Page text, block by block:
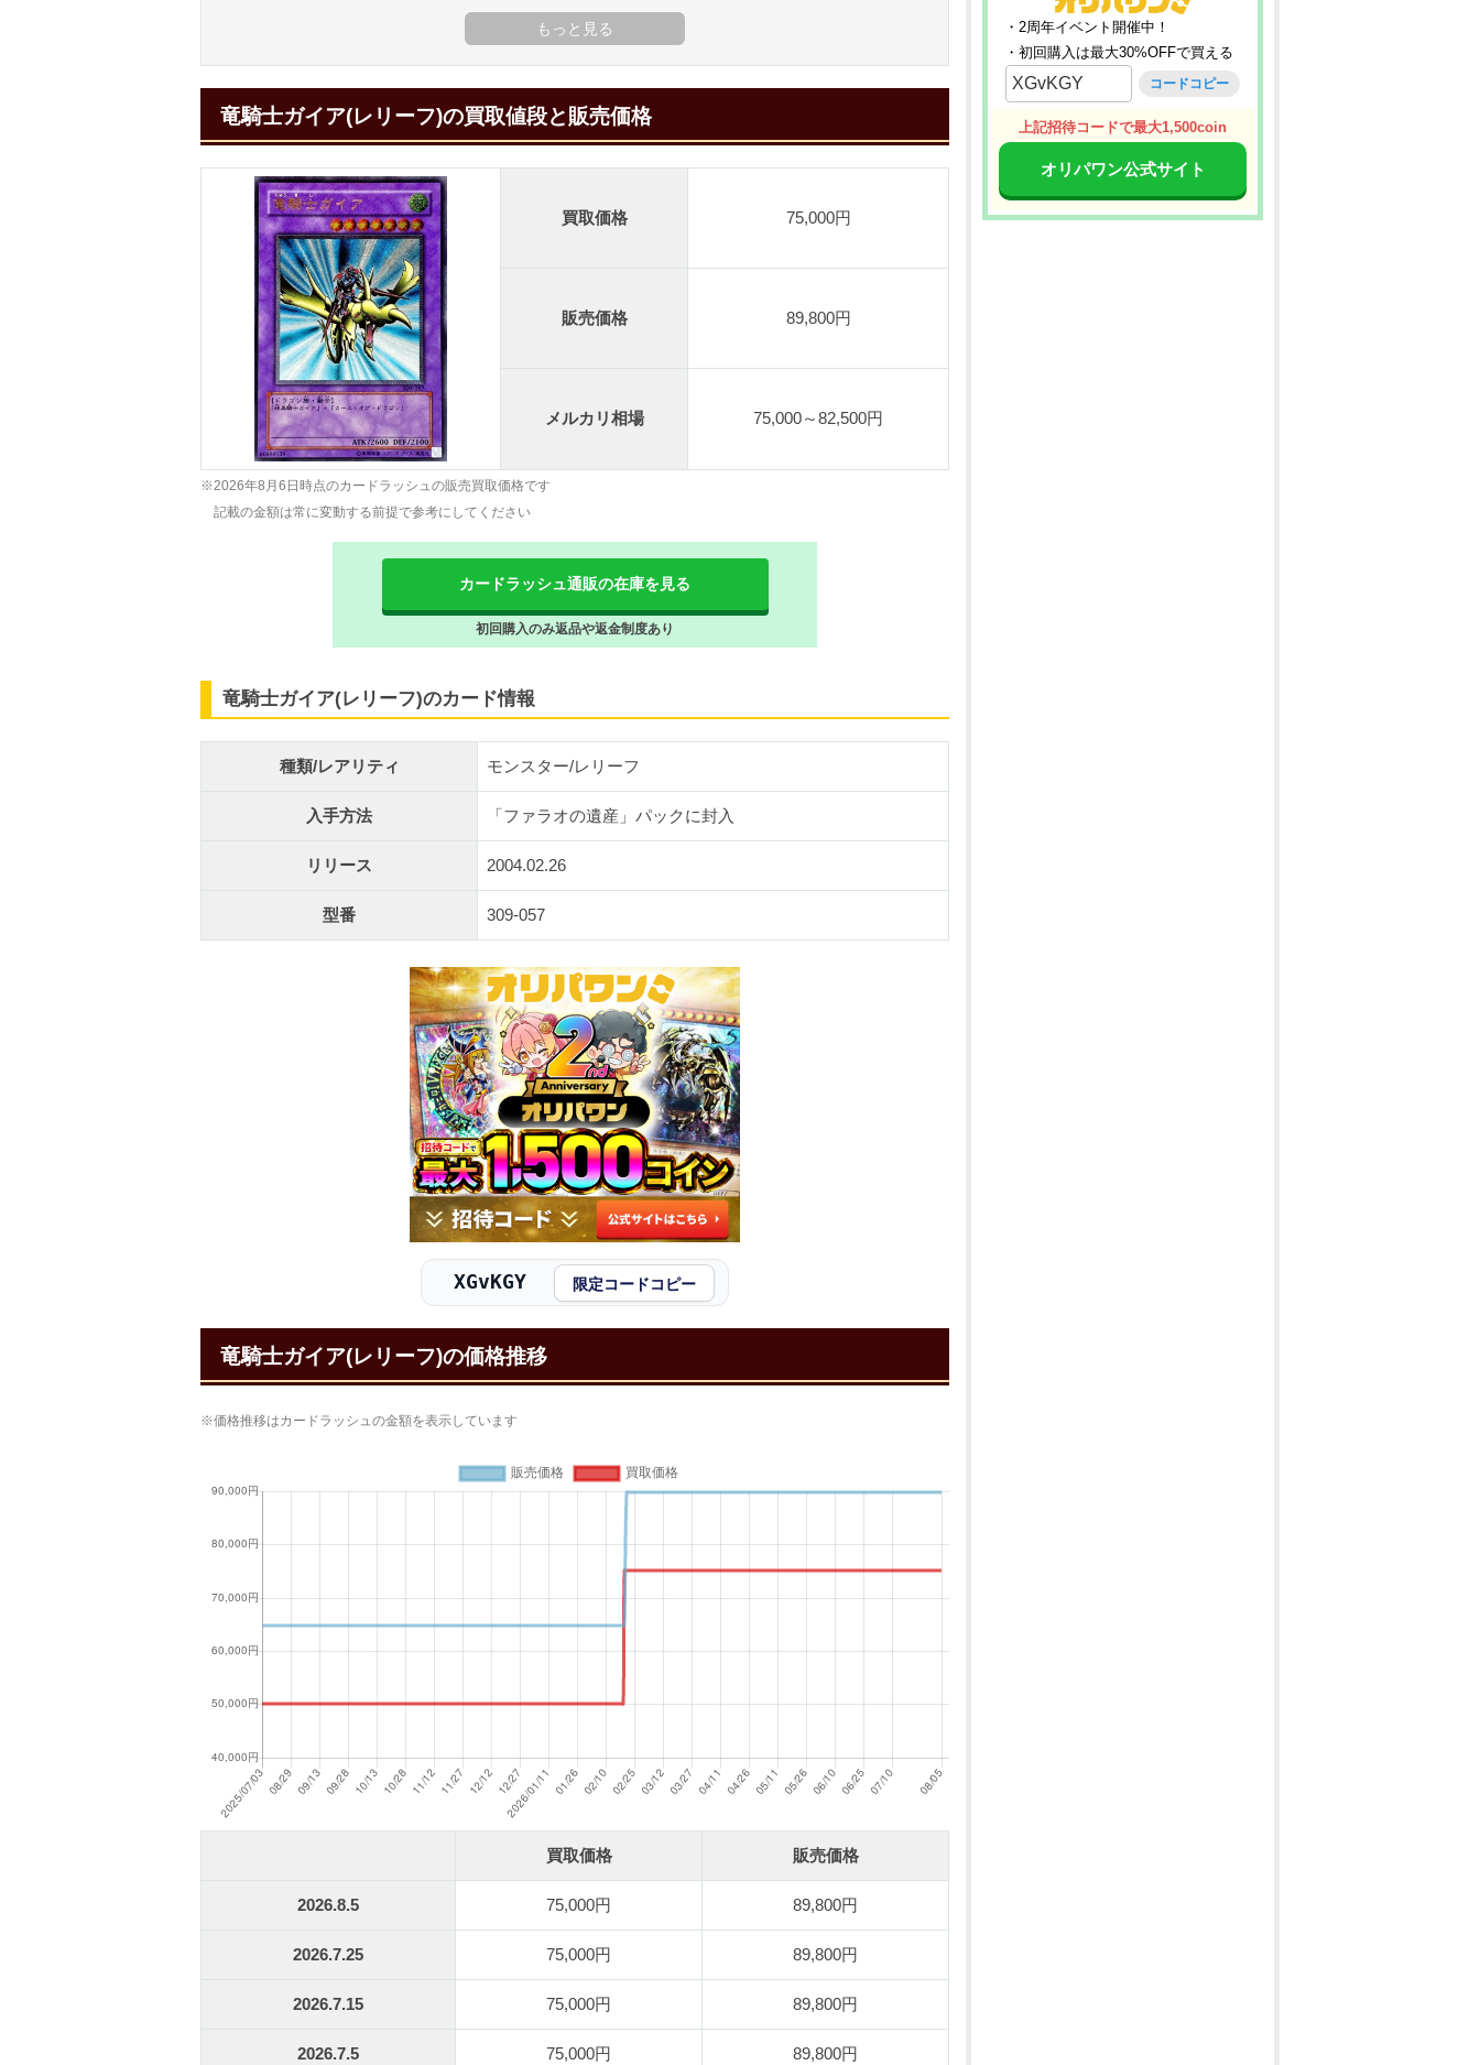
竜騎士ガイア(レリーフ)の買取値段と販売価格
買取価格 75,000円
販売価格 89,800円
メルカリ相場 75,000～82,500円
※2026年8月6日時点のカードラッシュの販売買取価格です
記載の金額は常に変動する前提で参考にしてください
カードラッシュ通販の在庫を見る
初回購入のみ返品や返金制度あり
竜騎士ガイア(レリーフ)のカード情報
種類/レアリティ モンスター/レリーフ
入手方法 「ファラオの遺産」パックに封入
リリース 2004.02.26
型番 309-057
XGvKGY 限定コードコピー
竜騎士ガイア(レリーフ)の価格推移
※価格推移はカードラッシュの金額を表示しています
買取価格 販売価格
2026.8.5 75,000円 89,800円
2026.7.25 75,000円 89,800円
2026.7.15 75,000円 89,800円
2026.7.5 75,000円 89,800円
・2周年イベント開催中！
・初回購入は最大30%OFFで買える
XGvKGY コードコピー
上記招待コードで最大1,500coin
オリパワン公式サイト